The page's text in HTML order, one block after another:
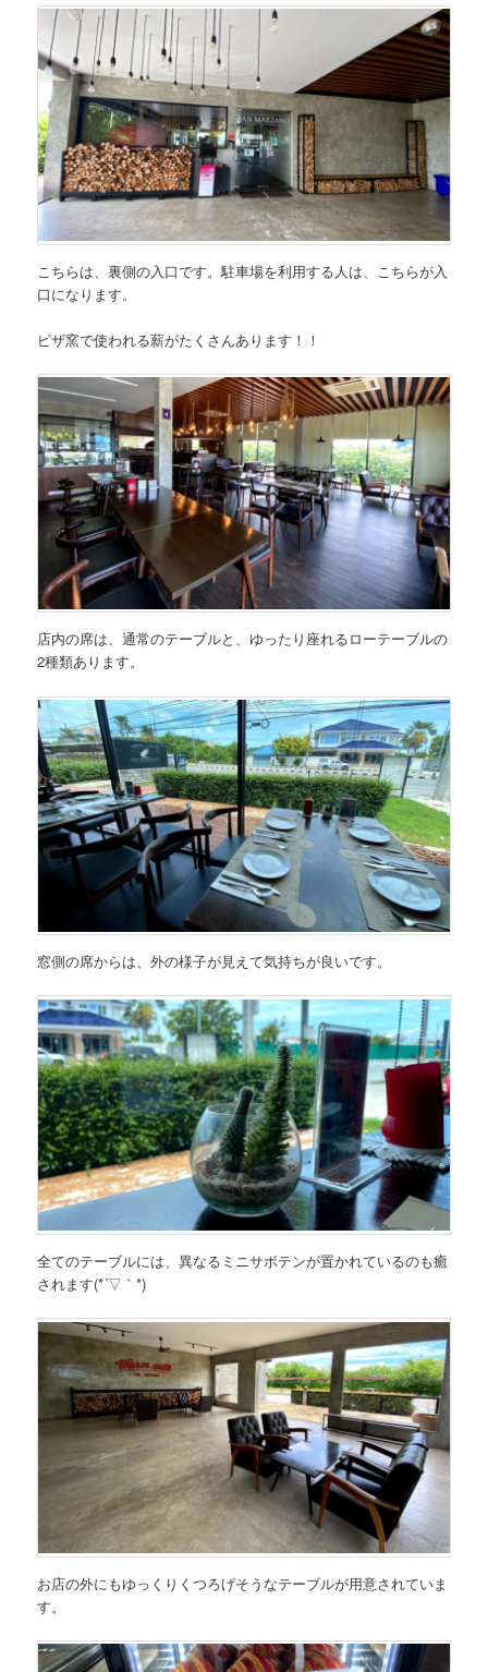
こちらは、裏側の入口です。駐車場を利用する人は、こちらが入
口になります。
ピザ窯で使われる薪がたくさんあります！！
店内の席は、通常のテーブルと、ゆったり座れるローテーブルの
2種類あります。
窓側の席からは、外の様子が見えて気持ちが良いです。
全てのテーブルには、異なるミニサボテンが置かれているのも癒
されます(*´▽｀*)
お店の外にもゆっくりくつろげそうなテーブルが用意されていま
す。